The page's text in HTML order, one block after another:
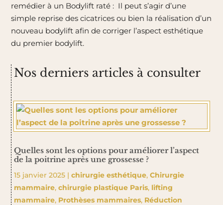
remédier à un Bodylift raté : Il peut s’agir d’une
simple reprise des cicatrices ou bien la réalisation d’un
nouveau bodylift afin de corriger l’aspect esthétique
du premier bodylift.
Nos derniers articles à consulter
Quelles sont les options pour améliorer l’aspect
de la poitrine après une grossesse ?
15 janvier 2025| chirurgie esthétique, Chirurgie
mammaire, chirurgie plastique Paris, lifting
mammaire, Prothèses mammaires, Réduction